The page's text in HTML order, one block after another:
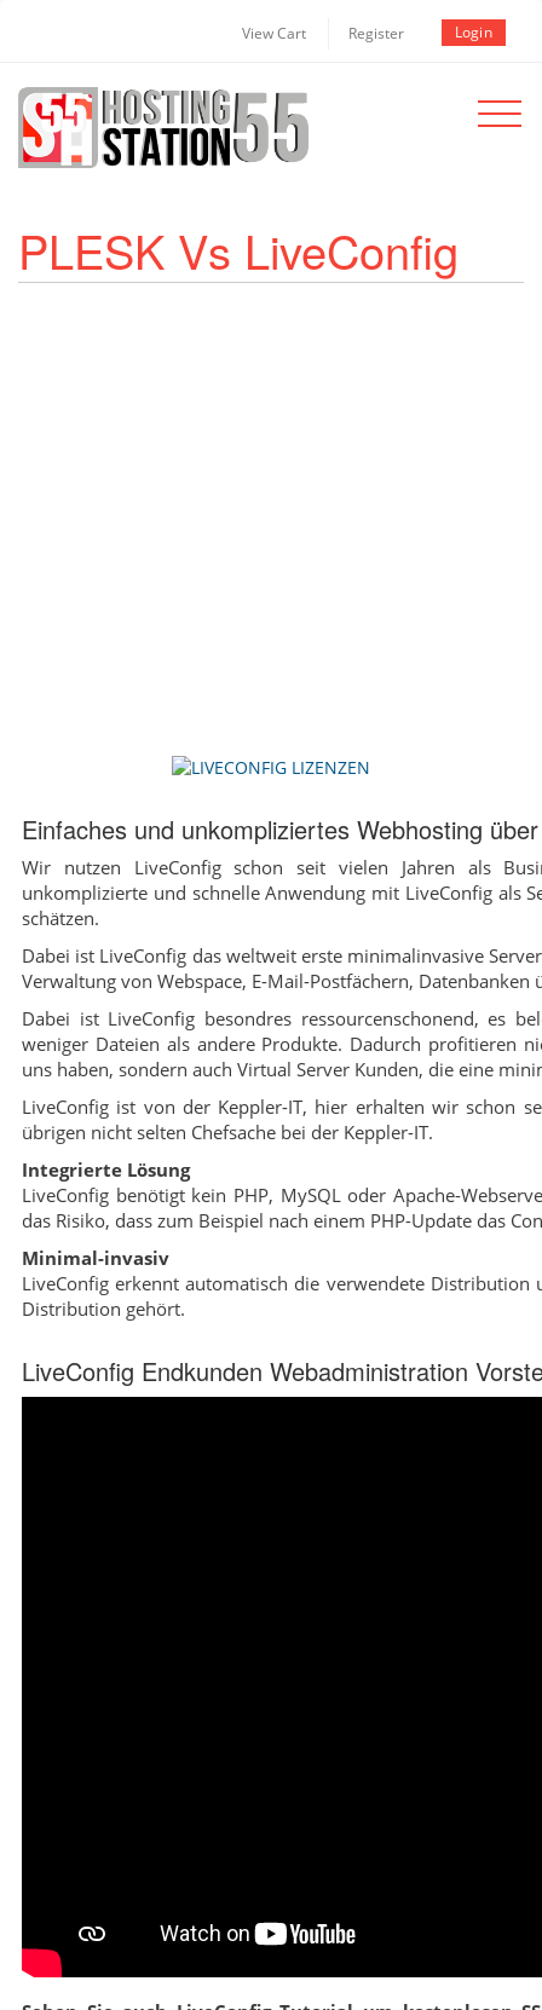
View Cart Register Login
Toggle
PLESK Vs LiveConfig
Einfaches und unkompliziertes Webhosting
Wir nutzen LiveConfig schon seit vielen Jahren als
unkomplizierte und schnelle Anwendung mit LiveConfig als
schätzen.
Dabei ist LiveConfig das weltweit erste minimalinvasive
Verwaltung von Webspace, E-Mail-Postfächern,
Dabei ist LiveConfig besondres ressourcenschonend, es
weniger Dateien als andere Produkte. Dadurch profitieren
uns haben, sondern auch Virtual Server Kunden, die eine
LiveConfig ist von der Keppler-IT, hier erhalten wir schon
übrigen nicht selten Chefsache bei der Keppler-IT.
Integrierte Lösung
LiveConfig benötigt kein PHP, MySQL oder Apache-
das Risiko, dass zum Beispiel nach einem PHP-Update das
Minimal-invasiv
LiveConfig erkennt automatisch die verwendete
Distribution gehört.
LiveConfig Endkunden Webadministration